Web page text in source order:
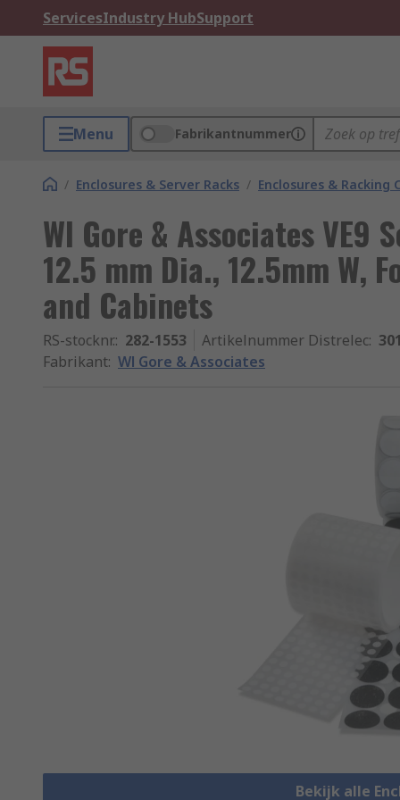
ServicesIndustry HubSupport
Menu Fabrikantnummer
/ Enclosures & Server Racks / Enclosures & Racking
Wl Gore & Associates VE9
12.5 mm Dia., 12.5mm W,
and Cabinets
RS-stocknr.: 282-1553 Artikelnummer Distrelec:
Fabrikant: Wl Gore & Associates
Bekijk alle